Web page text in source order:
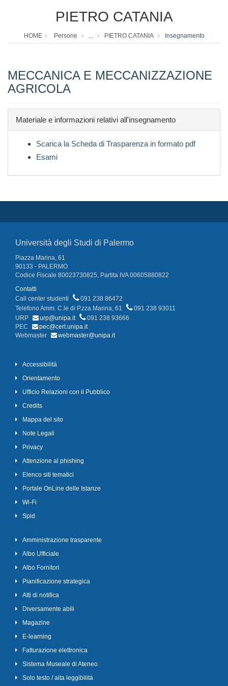
PIETRO CATANIA
HOME Persone ... PIETRO CATANIA Insegnamento
MECCANICA E MECCANIZZAZIONE
AGRICOLA
Materiale e informazioni relativi all'insegnamento
Scarica la Scheda di Trasparenza in formato pdf
Esami
Università degli Studi di Palermo
Piazza Marina, 61
90133 - PALERMO
Codice Fiscale 80023730825, Partita IVA 00605880822
Contatti
Call center studenti
091 238 86472
Telefono Amm. C.le di P.zza Marina, 61
091 238 93011
URP
urp@unipa.it
091 238 93666
PEC
pec@cert.unipa.it
Webmaster
webmaster@unipa.it
Accessibilità
Orientamento
Ufficio Relazioni con il Pubblico
Credits
Mappa del sito
Note Legali
Privacy
Attenzione al phishing
Elenco siti tematici
Portale OnLine delle Istanze
Wi-Fi
Spid
Amministrazione trasparente
Albo Ufficiale
Albo Fornitori
Pianificazione strategica
Atti di notifica
Diversamente abili
Magazine
E-learning
Fatturazione elettronica
Sistema Museale di Ateneo
Solo testo / alta leggibilità